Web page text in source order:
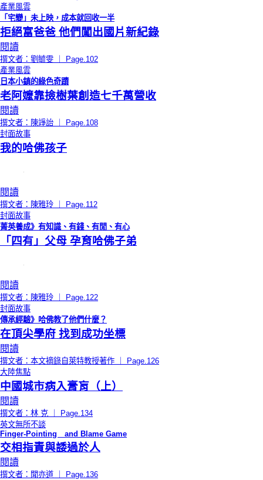
產業風雲
「宅變」未上映，成本就回收一半
拒絕富爸爸 他們闖出國片新紀錄
閱讀
撰文者：劉毓雯 ｜ Page.102
產業風雲
日本小鎮的綠色奇蹟
老阿嬤靠撿樹葉創造七千萬營收
閱讀
撰文者：陳竫詒 ｜ Page.108
封面故事
我的哈佛孩子
閱讀
撰文者：陳雅玲 ｜ Page.112
封面故事
菁英養成》有知識、有錢、有閒、有心
「四有」父母 孕育哈佛子弟
閱讀
撰文者：陳雅玲 ｜ Page.122
封面故事
傳承經驗》哈佛教了他們什麼？
在頂尖學府 找到成功坐標
閱讀
撰文者：本文摘錄自萊特教授著作 ｜ Page.126
大陸焦點
中國城市病入膏肓（上）
閱讀
撰文者：林 克 ｜ Page.134
英文無所不談
Finger-Pointing and Blame Game
交相指責與諉過於人
閱讀
撰文者：聞亦道 ｜ Page.136